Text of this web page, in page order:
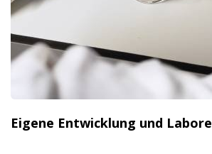
Eigene Entwicklung und Labore